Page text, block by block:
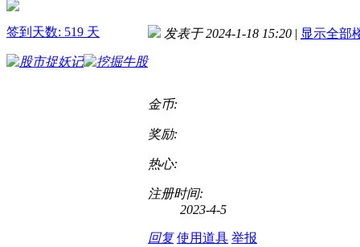
签到天数: 519 天 发表于 2024-1-18 15:20 | 显示全部
金币:
奖励:
热心:
注册时间:
2023-4-5
回复 使用道具 举报